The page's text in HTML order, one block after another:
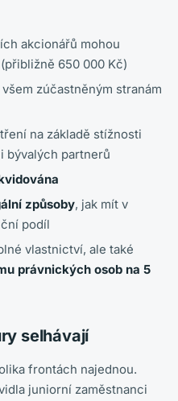
akcionářů mohou
(přibližně 650 000 Kč)
zúčastněným stranám
na základě stížnosti
bývalých partnerů
způsoby, jak mít v
podíl
vlastnictví, ale také
právnických osob na 5
selhávají
frontách najednou.
juniorní zaměstnanci